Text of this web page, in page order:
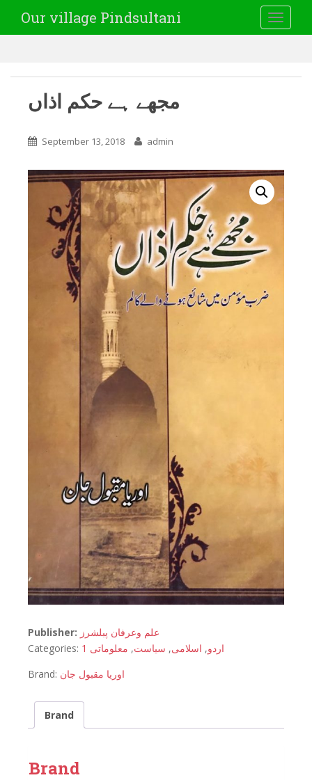
Our village Pindsultani
مجھے ہے حکم اذاں
September 13, 2018 admin
Publisher: علم وعرفان پبلشرز
Categories:
اردو, اسلامی, سیاست, معلوماتی 1
Brand: اوریا مقبول جان
Brand
Brand